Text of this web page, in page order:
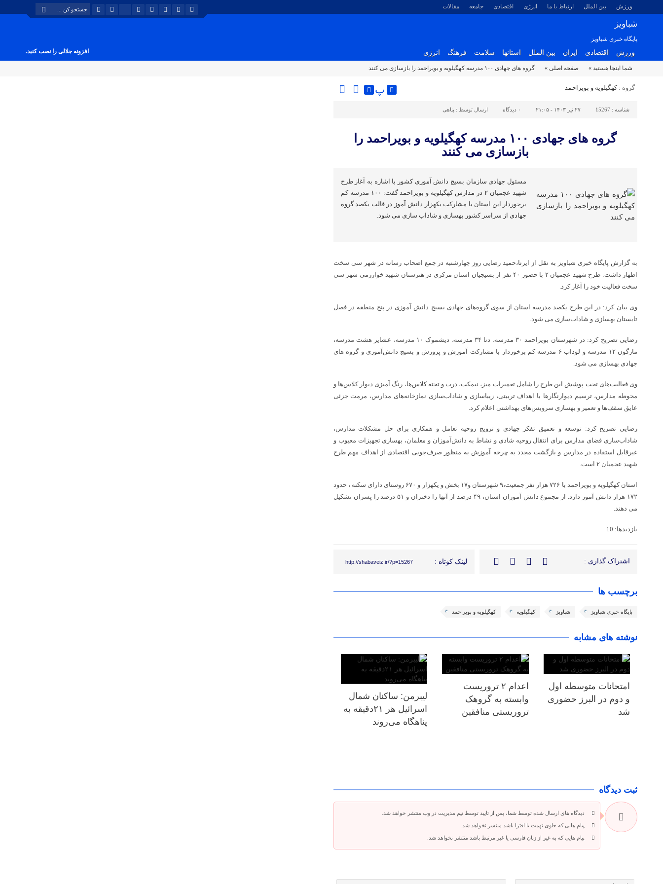
ورزش بین الملل ارتباط با ما انرژی اقتصادی جامعه مقالات
شباویز
پایگاه خبری شباویز
ورزش اقتصادی ایران بین الملل استانها سلامت فرهنگ انرژی افزونه جلالی را نصب کنید.
شما اینجا هستید » صفحه اصلی » گروه های جهادی ۱۰۰ مدرسه کهگیلویه و بویراحمد را بازسازی می کنند
گروه :کهگیلویه و بویراحمد پ
شناسه : 15267 ۲۷ تیر ۱۴۰۳ - ۲۱:۰۵ ۰ دیدگاه ارسال توسط : پناهی
گروه های جهادی ۱۰۰ مدرسه کهگیلویه و بویراحمد را
بازسازی می کنند
مسئول جهادی سازمان بسیج دانش آموزی کشور با اشاره به آغاز طرح
شهید عجمیان ۲ در مدارس کهگیلویه و بویراحمد گفت: ۱۰۰ مدرسه کم
برخوردار این استان با مشارکت یکهزار دانش آموز در قالب یکصد گروه
جهادی از سراسر کشور بهسازی و شاداب سازی می شود.
به گزارش پایگاه خبری شباویز به نقل از ایرنا،حمید رضایی روز چهارشنبه در جمع اصحاب رسانه در شهر سی سخت
اظهار داشت: طرح شهید عجمیان ۲ با حضور ۴۰ نفر از بسیجیان استان مرکزی در هنرستان شهید خوارزمی شهر سی
سخت فعالیت خود را آغاز کرد.
وی بیان کرد: در این طرح یکصد مدرسه استان از سوی گروه‌های جهادی بسیج دانش آموزی در پنج منطقه در فصل
تابستان بهسازی و شاداب‌سازی می شود.
رضایی تصریح کرد: در شهرستان بویراحمد ۳۰ مدرسه، دنا ۳۴ مدرسه، دیشموک ۱۰ مدرسه، عشایر هشت مدرسه،
مارگون ۱۲ مدرسه و لوداب ۶ مدرسه کم برخوردار با مشارکت آموزش و پرورش و بسیج دانش‌آموزی و گروه های
جهادی بهسازی می شود.
وی فعالیت‌های تحت پوشش این طرح را شامل تعمیرات میز، نیمکت، درب و تخته کلاس‌ها، رنگ آمیزی دیوار کلاس‌ها و
محوطه مدارس، ترسیم دیوارنگارها با اهداف تربیتی، زیباسازی و شاداب‌سازی نمازخانه‌های مدارس، مرمت جزئی
عایق سقف‌ها و تعمیر و بهسازی سرویس‌های بهداشتی اعلام کرد.
رضایی تصریح کرد: توسعه و تعمیق تفکر جهادی و ترویج روحیه تعامل و همکاری برای حل مشکلات مدارس،
شاداب‌سازی فضای مدارس برای انتقال روحیه شادی و نشاط به دانش‌آموزان و معلمان، بهسازی تجهیزات معیوب و
غیرقابل استفاده در مدارس و بازگشت مجدد به چرخه آموزش به منظور صرف‌جویی اقتصادی از اهداف مهم طرح
شهید عجمیان ۲ است.
استان کهگیلویه و بویراحمد با ۷۲۶ هزار نفر جمعیت،۹ شهرستان و۱۷ بخش و یکهزار و ۶۷۰ روستای دارای سکنه ، حدود
۱۷۲ هزار دانش آموز دارد. از مجموع دانش آموزان استان، ۴۹ درصد از آنها را دختران و ۵۱ درصد را پسران تشکیل
می دهند.
بازدیدها: 10
اشتراک گذاری : لینک کوتاه : http://shabaveiz.ir/?p=15267
برچسب ها
پایگاه خبری شباویز شباویز کهگیلویه کهگیلویه و بویراحمد
نوشته های مشابه
امتحانات متوسطه اول
و دوم در البرز حضوری
شد
اعدام ۲ تروریست
وابسته به گروهک
تروریستی منافقین
لیبرمن: ساکنان شمال
اسرائیل هر ۲۱دقیقه به
پناهگاه می‌روند
ثبت دیدگاه
دیدگاه های ارسال شده توسط شما، پس از تایید توسط تیم مدیریت در وب منتشر خواهد شد.
پیام هایی که حاوی تهمت یا افترا باشد منتشر نخواهد شد.
پیام هایی که به غیر از زبان فارسی یا غیر مرتبط باشد منتشر نخواهد شد.